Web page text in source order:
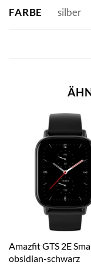
FARBE silber
Amazfit GTS 2E
obsidian-schwarz